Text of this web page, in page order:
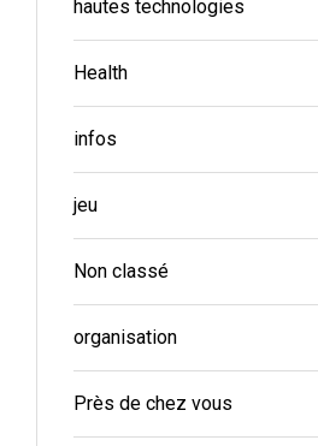
hautes technologies
Health
infos
jeu
Non classé
organisation
Près de chez vous